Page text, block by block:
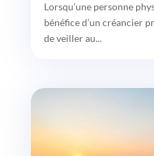
Lorsqu’une personne
bénéfice d’un créancier
de veiller au...